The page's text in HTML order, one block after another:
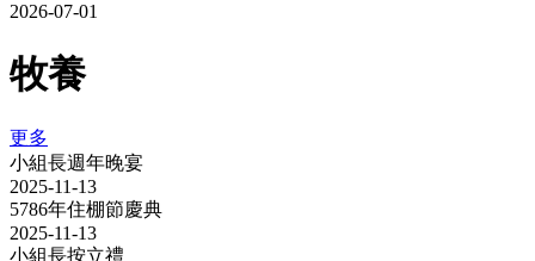
2026-07-01
牧養
更多
小組長週年晚宴
2025-11-13
5786年住棚節慶典
2025-11-13
小組長按立禮